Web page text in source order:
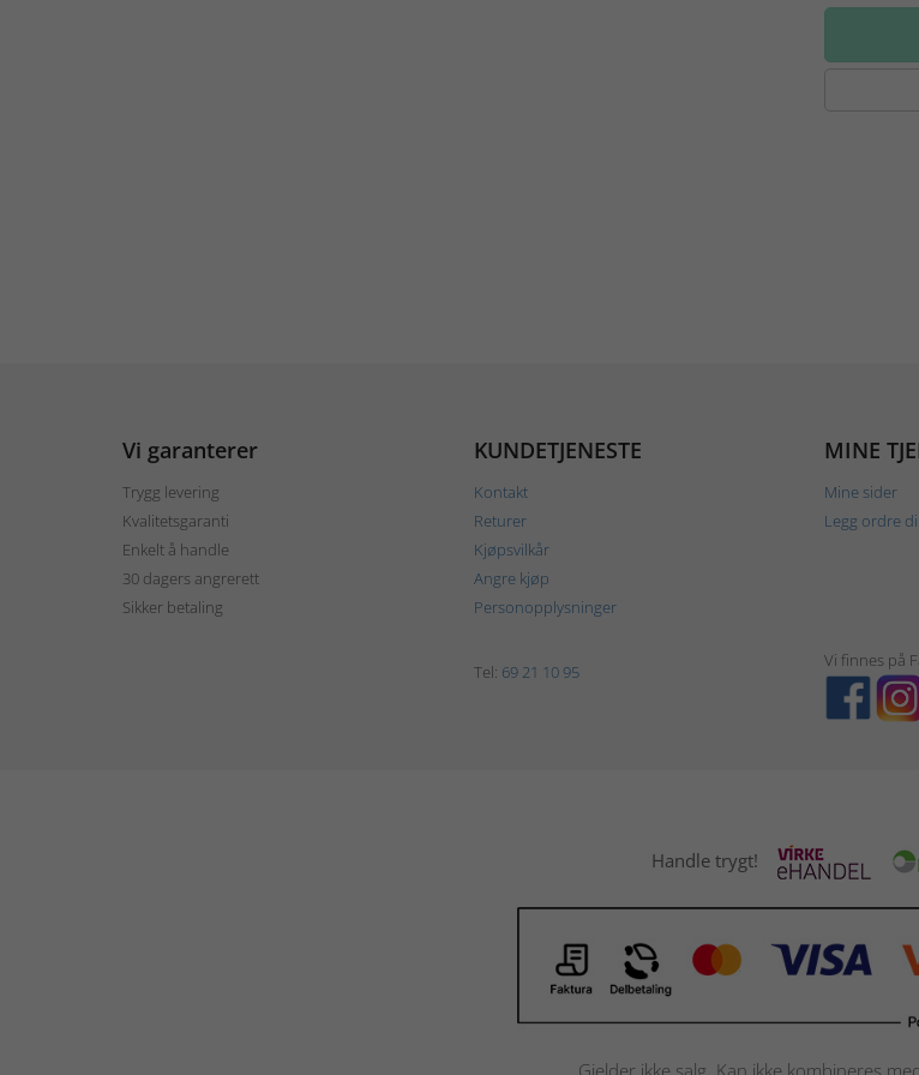
Vi garanterer
Trygg levering
Kvalitetsgaranti
Enkelt å handle
30 dagers angrerett
Sikker betaling
KUNDETJENESTE
Kontakt
Returer
Kjøpsvilkår
Angre kjøp
Personopplysninger
MINE
Mine sider
Legg ordre
Tel: 69 21 10 95
Vi finnes på
Handle trygt!
Gjelder ikke salg. Kan ikke kombineres